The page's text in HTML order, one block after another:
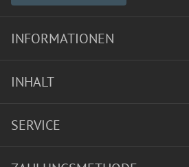
INFORMATIONEN
INHALT
SERVICE